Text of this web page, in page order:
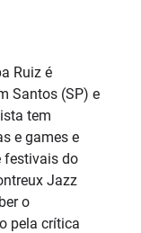
Ruiz é
Santos (SP) e
tem
e games e
festivais do
Jazz
o
pela crítica